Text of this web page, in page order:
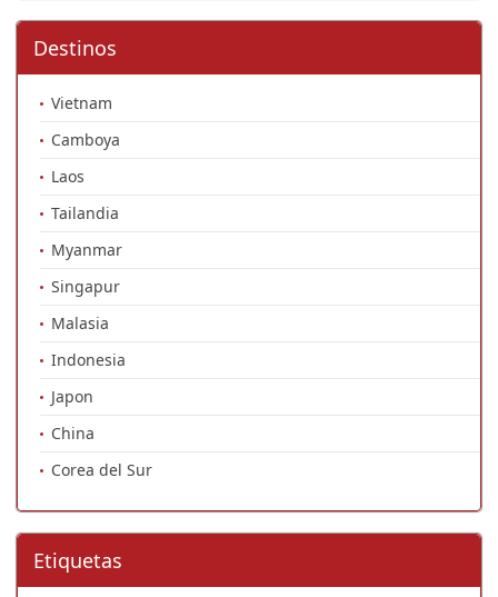
Destinos
Vietnam
Camboya
Laos
Tailandia
Myanmar
Singapur
Malasia
Indonesia
Japon
China
Corea del Sur
Etiquetas